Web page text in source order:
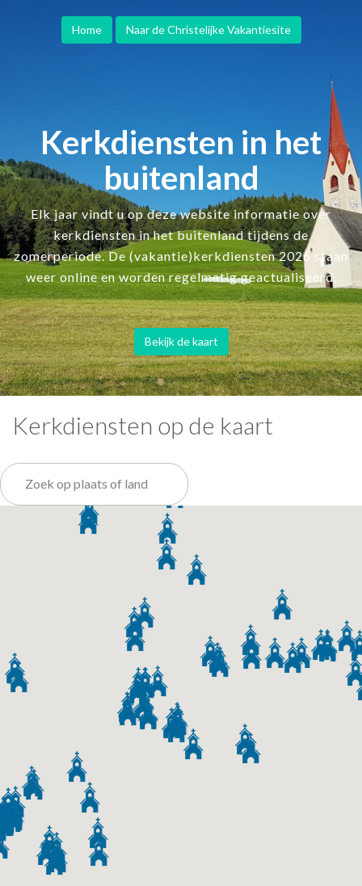
Home Naar de Christelijke Vakantiesite
Kerkdiensten in het
buitenland
Elk jaar vindt u op deze website informatie over
kerkdiensten in het buitenland tijdens de
zomerperiode. De (vakantie)kerkdiensten 2026 staan
weer online en worden regelmatig geactualiseerd.
Bekijk de kaart
Kerkdiensten op de kaart